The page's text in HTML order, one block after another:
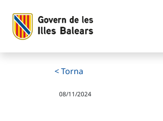
< Torna
08/11/2024